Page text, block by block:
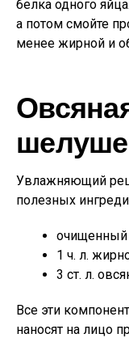
белка одного
а потом смойте
менее жирной и
Увлажняющий
полезных
очищенный
1 ч. л.
3 ст. л.
Все эти
наносят на лицо